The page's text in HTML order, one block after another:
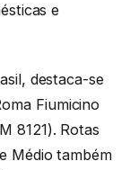
e
destaca-se
Fiumicino
8121). Rotas
Médio também